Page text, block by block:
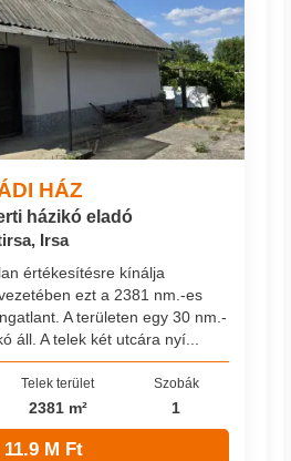
HÁZ
házikó eladó
Irsa
értékesítésre kínálja
ezt a 2381 nm.-es
A területen egy 30 nm.-
áll. A telek két utcára nyí...
Telek terület
2381 m²
Szobák
1
11.9 M Ft